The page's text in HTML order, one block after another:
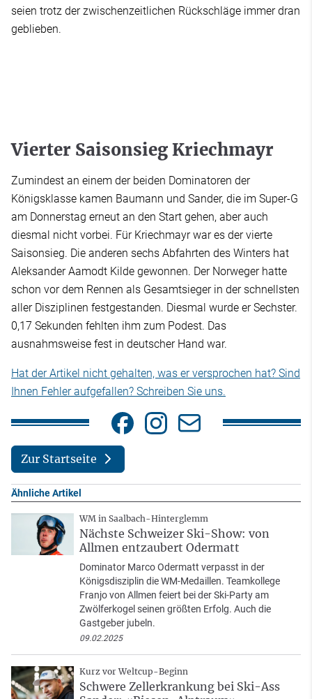
seien trotz der zwischenzeitlichen Rückschläge immer dran
geblieben.
Vierter Saisonsieg Kriechmayr
Zumindest an einem der beiden Dominatoren der
Königsklasse kamen Baumann und Sander, die im Super-G
am Donnerstag erneut an den Start gehen, aber auch
diesmal nicht vorbei. Für Kriechmayr war es der vierte
Saisonsieg. Die anderen sechs Abfahrten des Winters hat
Aleksander Aamodt Kilde gewonnen. Der Norweger hatte
schon vor dem Rennen als Gesamtsieger in der schnellsten
aller Disziplinen festgestanden. Diesmal wurde er Sechster.
0,17 Sekunden fehlten ihm zum Podest. Das
ausnahmsweise fest in deutscher Hand war.
Hat der Artikel nicht gehalten, was er versprochen hat? Sind
Ihnen Fehler aufgefallen? Schreiben Sie uns.
Zur Startseite
Ähnliche Artikel
WM in Saalbach-Hinterglemm
Nächste Schweizer Ski-Show: von
Allmen entzaubert Odermatt
Dominator Marco Odermatt verpasst in der
Königsdisziplin die WM-Medaillen. Teamkollege
Franjo von Allmen feiert bei der Ski-Party am
Zwölferkogel seinen größten Erfolg. Auch die
Gastgeber jubeln.
09.02.2025
Kurz vor Weltcup-Beginn
Schwere Zellerkrankung bei Ski-Ass